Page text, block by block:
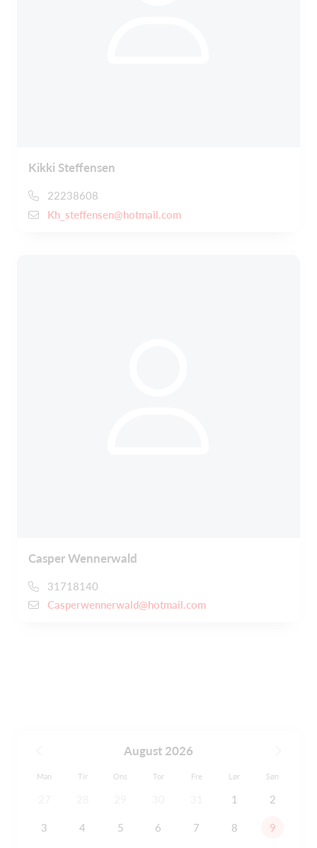
Kikki Steffensen
22238608
Kh_steffensen@hotmail.com
Casper Wennerwald
31718140
Casperwennerwald@hotmail.com
August 2026
Man Tir Ons Tor Fre Lør Søn
1 2
3 4 5 6 7 8 9